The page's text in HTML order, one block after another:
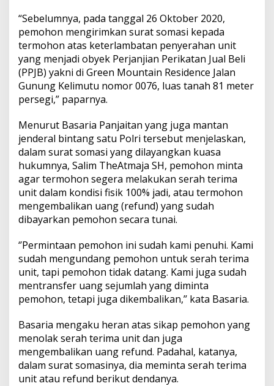
“Sebelumnya, pada tanggal 26 Oktober 2020,
pemohon mengirimkan surat somasi kepada
termohon atas keterlambatan penyerahan unit
yang menjadi obyek Perjanjian Perikatan Jual Beli
(PPJB) yakni di Green Mountain Residence Jalan
Gunung Kelimutu nomor 0076, luas tanah 81 meter
persegi,” paparnya.
Menurut Basaria Panjaitan yang juga mantan
jenderal bintang satu Polri tersebut menjelaskan,
dalam surat somasi yang dilayangkan kuasa
hukumnya, Salim TheAtmaja SH, pemohon minta
agar termohon segera melakukan serah terima
unit dalam kondisi fisik 100% jadi, atau termohon
mengembalikan uang (refund) yang sudah
dibayarkan pemohon secara tunai.
‘’Permintaan pemohon ini sudah kami penuhi. Kami
sudah mengundang pemohon untuk serah terima
unit, tapi pemohon tidak datang. Kami juga sudah
mentransfer uang sejumlah yang diminta
pemohon, tetapi juga dikembalikan,’’ kata Basaria.
Basaria mengaku heran atas sikap pemohon yang
menolak serah terima unit dan juga
mengembalikan uang refund. Padahal, katanya,
dalam surat somasinya, dia meminta serah terima
unit atau refund berikut dendanya.